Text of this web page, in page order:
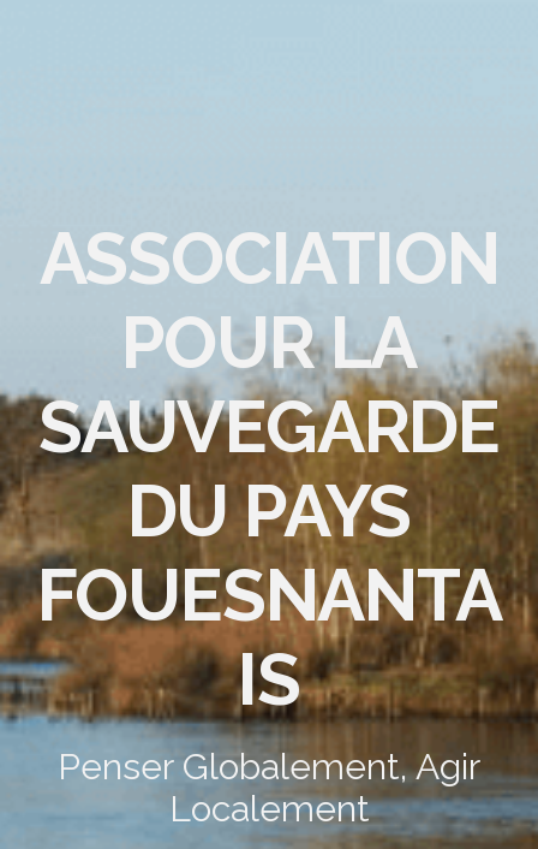
ASSOCIATION
POUR LA
SAUVEGARDE
DU PAYS
FOUESNANTA
IS
Penser Globalement, Agir
Localement